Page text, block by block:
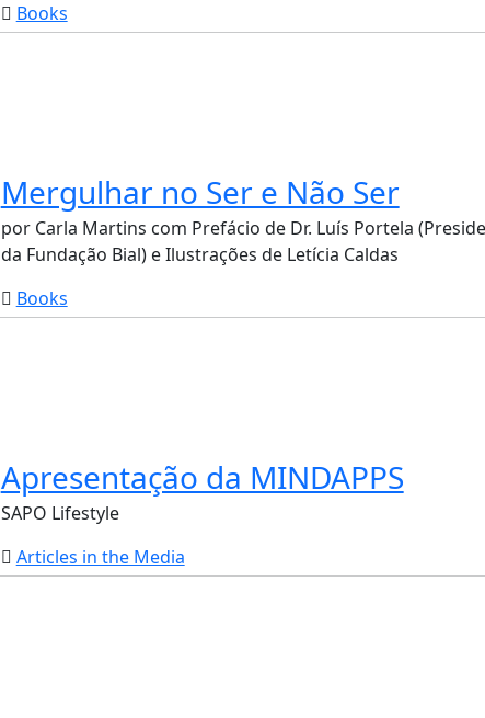
Books
Mergulhar no Ser e Não Ser
por Carla Martins com Prefácio de Dr. Luís Portela
da Fundação Bial) e Ilustrações de Letícia Caldas
Books
Apresentação da MINDAPPS
SAPO Lifestyle
Articles in the Media